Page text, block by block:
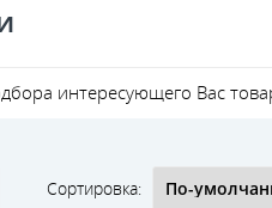
интересующего Вас
Сортировка: